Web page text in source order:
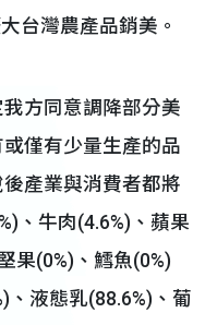
台灣農產品銷美。
方同意調降部分美
僅有少量生產的品
產業與消費者都將
、牛肉(4.6%)、蘋果
果(0%)、鱈魚(0%)
、液態乳(88.6%)、葡